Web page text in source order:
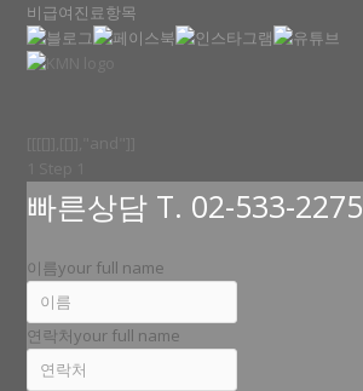
비급여진료항목
빠른상담 T. 02-533-2275
이름your full name
연락처your full name